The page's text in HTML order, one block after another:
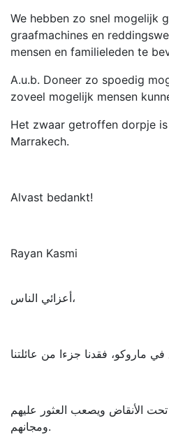
We hebben zo snel mogelijk
graafmachines en
mensen en familieleden te
A.u.b. Doneer zo spoedig
zoveel mogelijk mensen
Het zwaar getroffen dorpje
Marrakech.
Alvast bedankt!
Rayan Kasmi
أعزائي الناس،
تحت الأنقاض ويصعب العثور عليهم
ومجانهم.